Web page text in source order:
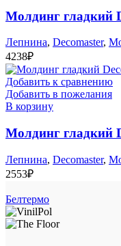
Молдинг гладкий
Лепнина, Decomaster,
4238₽
Добавить к сравнению
Добавить в пожелания
В корзину
Молдинг гладкий
Лепнина, Decomaster,
2553₽
Белтермо